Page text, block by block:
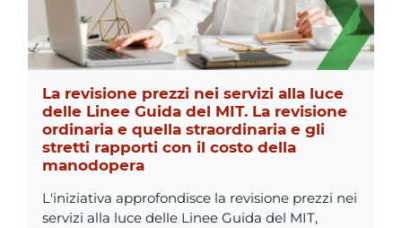
La revisione prezzi nei servizi alla luce
delle Linee Guida del MIT. La revisione
ordinaria e quella straordinaria e gli
stretti rapporti con il costo della
manodopera
L'iniziativa approfondisce la revisione prezzi nei
servizi alla luce delle Linee Guida del MIT,